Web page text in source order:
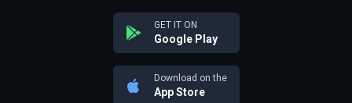
GET IT ON
Google Play
Download on the
App Store